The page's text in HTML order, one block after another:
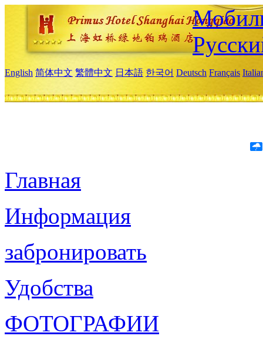
English 简体中文 繁體中文 日本語 한국어 Deutsch Français
Главная
Информация
забронировать
Удобства
ФОТОГРАФИИ